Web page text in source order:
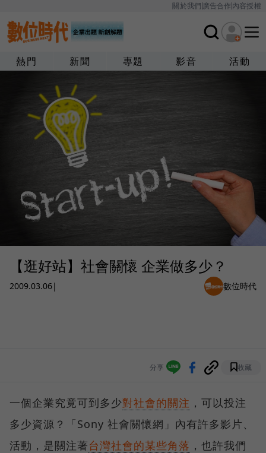
關於我們廣告合作內容授權
熱門 新聞 專題 影音 活動
【逛好站】社會關懷 企業做多少？
2009.03.06| 數位時代
分享 收藏
一個企業究竟可到多少對社會的關注 ，可以投注
多少資源？「Sony 社會關懷網」內有許多影片、
活動，是關注著台灣社會的某些角落 ，也許我們